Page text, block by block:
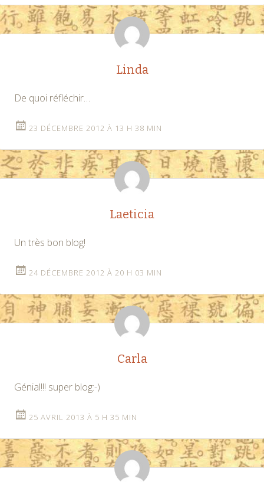
Linda
De quoi réfléchir…
23 DÉCEMBRE 2012 À 13 H 38 MIN
Laeticia
Un très bon blog!
24 DÉCEMBRE 2012 À 20 H 03 MIN
Carla
Génial!!! super blog:-)
25 AVRIL 2013 À 5 H 35 MIN